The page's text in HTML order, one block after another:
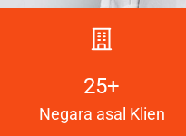
25+
Negara asal Klien